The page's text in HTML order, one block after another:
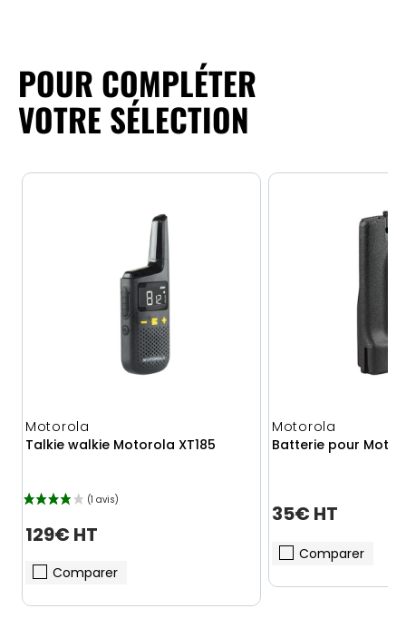
POUR COMPLÉTER
VOTRE SÉLECTION
Motorola
Talkie walkie Motorola XT185
129€ HT
Comparer
Motorola
Batterie pour
35€ HT
Comparer